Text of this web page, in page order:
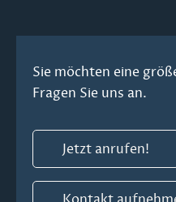
Sie möchten eine
Fragen Sie uns an.
Jetzt anrufen!